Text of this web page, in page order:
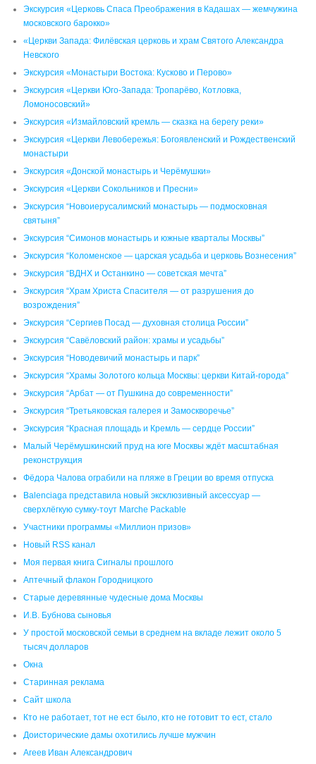
Экскурсия «Церковь Спаса Преображения в Кадашах — жемчужина
московского барокко»
«Церкви Запада: Филёвская церковь и храм Святого Александра
Невского
Экскурсия «Монастыри Востока: Кусково и Перово»
Экскурсия «Церкви Юго-Запада: Тропарёво, Котловка,
Ломоносовский»
Экскурсия «Измайловский кремль — сказка на берегу реки»
Экскурсия «Церкви Левобережья: Богоявленский и Рождественский
монастыри
Экскурсия «Донской монастырь и Черёмушки»
Экскурсия «Церкви Сокольников и Пресни»
Экскурсия “Новоиерусалимский монастырь — подмосковная
святыня”
Экскурсия “Симонов монастырь и южные кварталы Москвы”
Экскурсия “Коломенское — царская усадьба и церковь Вознесения”
Экскурсия “ВДНХ и Останкино — советская мечта”
Экскурсия “Храм Христа Спасителя — от разрушения до
возрождения”
Экскурсия “Сергиев Посад — духовная столица России”
Экскурсия “Савёловский район: храмы и усадьбы”
Экскурсия “Новодевичий монастырь и парк”
Экскурсия “Храмы Золотого кольца Москвы: церкви Китай-города”
Экскурсия “Арбат — от Пушкина до современности”
Экскурсия “Третьяковская галерея и Замоскворечье”
Экскурсия “Красная площадь и Кремль — сердце России”
Малый Черёмушкинский пруд на юге Москвы ждёт масштабная
реконструкция
Фёдора Чалова ограбили на пляже в Греции во время отпуска
Balenciaga представила новый эксклюзивный аксессуар —
сверхлёгкую сумку-тоут Marche Packable
Участники программы «Миллион призов»
Новый RSS канал
Моя первая книга Сигналы прошлого
Аптечный флакон Городницкого
Старые деревянные чудесные дома Москвы
И.В. Бубнова сыновья
У простой московской семьи в среднем на вкладе лежит около 5
тысяч долларов
Окна
Старинная реклама
Сайт школа
Кто не работает, тот не ест было, кто не готовит то ест, стало
Доисторические дамы охотились лучше мужчин
Агеев Иван Александрович